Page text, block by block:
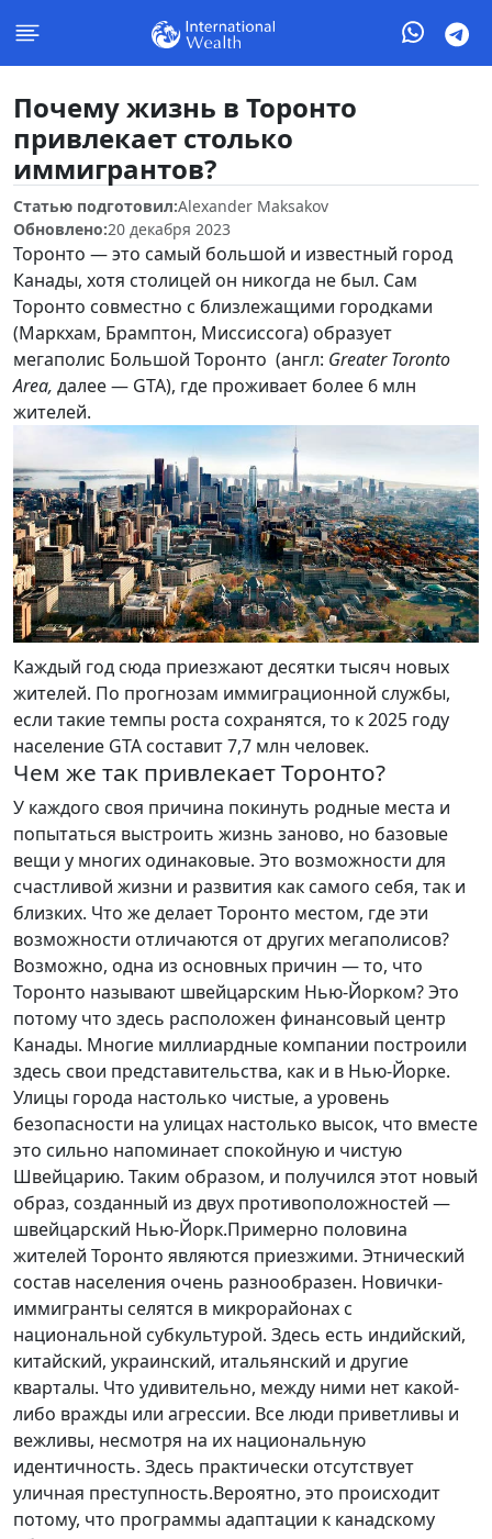
Почему жизнь в Торонто
привлекает столько
иммигрантов?
Статью подготовил:Alexander Maksakov
Обновлено:20 декабря 2023
Торонто — это самый большой и известный город
Канады, хотя столицей он никогда не был. Сам
Торонто совместно с близлежащими городками
(Маркхам, Брамптон, Миссиссога) образует
мегаполис Большой Торонто (англ: Greater Toronto
Area, далее — GTA), где проживает более 6 млн
жителей.
Каждый год сюда приезжают десятки тысяч новых
жителей. По прогнозам иммиграционной службы,
если такие темпы роста сохранятся, то к 2025 году
население GTA составит 7,7 млн человек.
Чем же так привлекает Торонто?
У каждого своя причина покинуть родные места и
попытаться выстроить жизнь заново, но базовые
вещи у многих одинаковые. Это возможности для
счастливой жизни и развития как самого себя, так и
близких. Что же делает Торонто местом, где эти
возможности отличаются от других мегаполисов?
Возможно, одна из основных причин — то, что
Торонто называют швейцарским Нью-Йорком? Это
потому что здесь расположен финансовый центр
Канады. Многие миллиардные компании построили
здесь свои представительства, как и в Нью-Йорке.
Улицы города настолько чистые, а уровень
безопасности на улицах настолько высок, что вместе
это сильно напоминает спокойную и чистую
Швейцарию. Таким образом, и получился этот новый
образ, созданный из двух противоположностей —
швейцарский Нью-Йорк.Примерно половина
жителей Торонто являются приезжими. Этнический
состав населения очень разнообразен. Новички-
иммигранты селятся в микрорайонах с
национальной субкультурой. Здесь есть индийский,
китайский, украинский, итальянский и другие
кварталы. Что удивительно, между ними нет какой-
либо вражды или агрессии. Все люди приветливы и
вежливы, несмотря на их национальную
идентичность. Здесь практически отсутствует
уличная преступность.Вероятно, это происходит
потому, что программы адаптации к канадскому